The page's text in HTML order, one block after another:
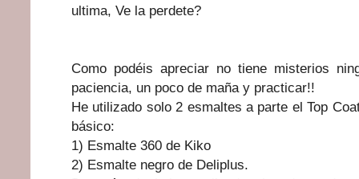
ultima, Ve la perdete?
Como podéis apreciar no tiene misterios
paciencia, un poco de maña y practicar!!
He utilizado solo 2 esmaltes a parte el Top
básico:
1) Esmalte 360 de Kiko
2) Esmalte negro de Deliplus.